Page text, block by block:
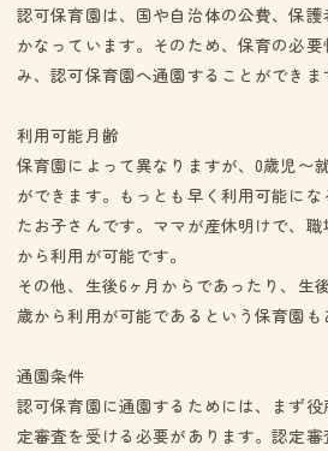
認可保育園は、国や自治体の公費、保
かなっています。そのため、保育の必要
み、認可保育園へ通園することができま
利用可能月齢
保育園によって異なりますが、0歳児〜
ができます。もっとも早く利用可能にな
たお子さんです。ママが産休明けで、
から利用が可能です。
その他、生後6ヶ月からであったり、生
歳から利用が可能であるという保育園も
通園条件
認可保育園に通園するためには、まず
定審査を受ける必要があります。認定